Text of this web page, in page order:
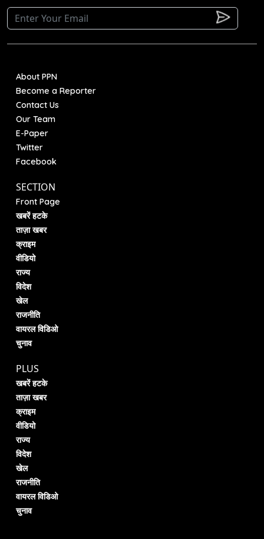
About PPN
Become a Reporter
Contact Us
Our Team
E-Paper
Twitter
Facebook
SECTION
Front Page
खबरें हटके
ताज़ा खबर
क्राइम
वीडियो
राज्य
विदेश
खेल
राजनीति
वायरल विडिओ
चुनाव
PLUS
खबरें हटके
ताज़ा खबर
क्राइम
वीडियो
राज्य
विदेश
खेल
राजनीति
वायरल विडिओ
चुनाव